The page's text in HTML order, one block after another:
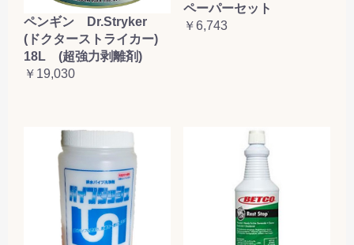
ペンギン Dr.Stryker
(ドクターストライカー)
18L (超強力剥離剤)
￥19,030
ペーパーセット
￥6,743